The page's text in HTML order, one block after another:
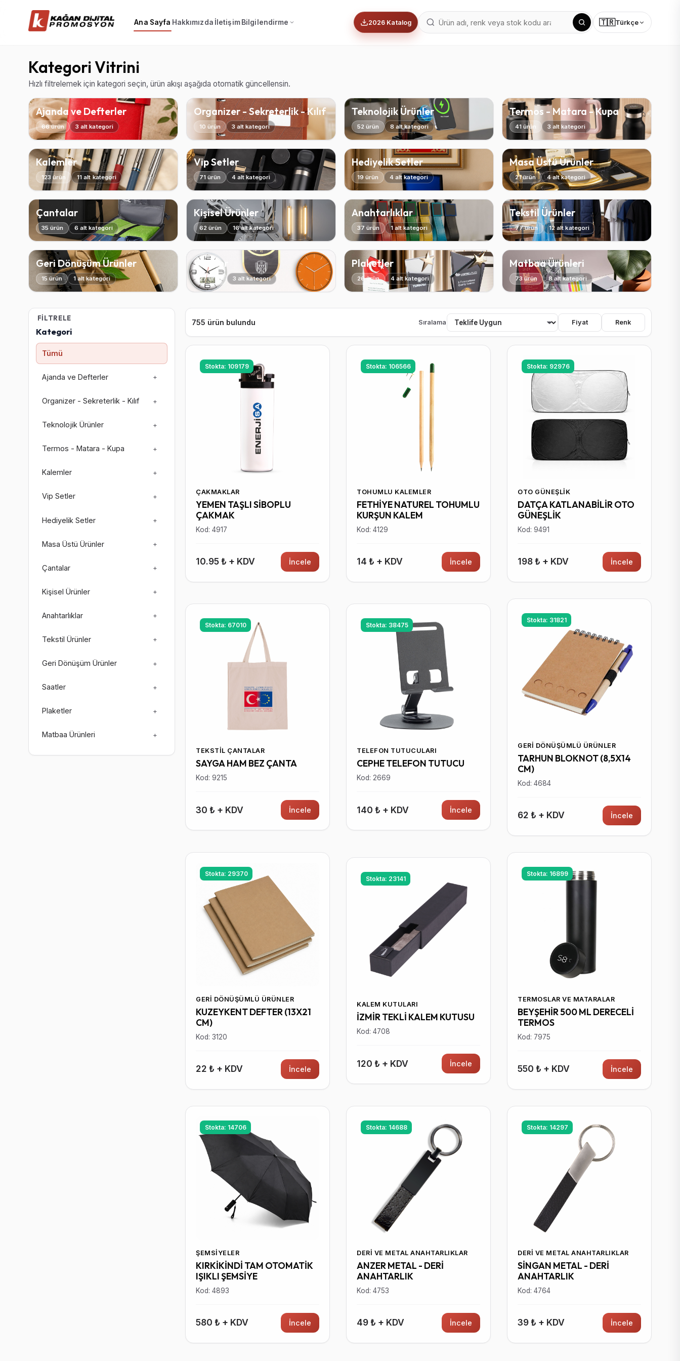
Ana Sayfa Hakkımızda İletişim Bilgilendirme 2026 Katalog 🇹🇷Türkçe
Kategori Vitrini
Hızlı filtrelemek için kategori seçin, ürün akışı aşağıda otomatik güncellensin.
Ajanda ve Defterler
66 ürün 3 alt kategori
Organizer - Sekreterlik - Kılıf
10 ürün 3 alt kategori
Teknolojik Ürünler
52 ürün 8 alt kategori
Termos - Matara - Kupa
41 ürün 3 alt kategori
Kalemler
123 ürün 11 alt kategori
Vip Setler
71 ürün 4 alt kategori
Hediyelik Setler
19 ürün 4 alt kategori
Masa Üstü Ürünler
21 ürün 4 alt kategori
Çantalar
35 ürün 6 alt kategori
Kişisel Ürünler
62 ürün 16 alt kategori
Anahtarlıklar
37 ürün 1 alt kategori
Tekstil Ürünler
77 ürün 12 alt kategori
Geri Dönüşüm Ürünler
15 ürün 1 alt kategori
Saatler
27 ürün 3 alt kategori
Plaketler
26 ürün 4 alt kategori
Matbaa Ürünleri
73 ürün 8 alt kategori
FILTRELE
Kategori
Tümü
Ajanda ve Defterler +
Organizer - Sekreterlik - Kılıf +
Teknolojik Ürünler +
Termos - Matara - Kupa +
Kalemler +
Vip Setler +
Hediyelik Setler +
Masa Üstü Ürünler +
Çantalar +
Kişisel Ürünler +
Anahtarlıklar +
Tekstil Ürünler +
Geri Dönüşüm Ürünler +
Saatler +
Plaketler +
Matbaa Ürünleri +
755 ürün bulundu Sıralama Fiyat Renk
Stokta: 109179
ÇAKMAKLAR
YEMEN TAŞLI SİBOPLU
ÇAKMAK
Kod: 4917
10.95 ₺ + KDV İncele
Stokta: 106566
TOHUMLU KALEMLER
FETHİYE NATUREL TOHUMLU
KURŞUN KALEM
Kod: 4129
14 ₺ + KDV İncele
Stokta: 92976
OTO GÜNEŞLIK
DATÇA KATLANABİLİR OTO
GÜNEŞLİK
Kod: 9491
198 ₺ + KDV İncele
Stokta: 67010
TEKSTIL ÇANTALAR
SAYGA HAM BEZ ÇANTA
Kod: 9215
30 ₺ + KDV İncele
Stokta: 38475
TELEFON TUTUCULARI
CEPHE TELEFON TUTUCU
Kod: 2669
140 ₺ + KDV İncele
Stokta: 31821
GERI DÖNÜŞÜMLÜ ÜRÜNLER
TARHUN BLOKNOT (8,5X14
CM)
Kod: 4684
62 ₺ + KDV İncele
Stokta: 29370
GERI DÖNÜŞÜMLÜ ÜRÜNLER
KUZEYKENT DEFTER (13X21
CM)
Kod: 3120
22 ₺ + KDV İncele
Stokta: 23141
KALEM KUTULARI
İZMİR TEKLİ KALEM KUTUSU
Kod: 4708
120 ₺ + KDV İncele
Stokta: 16899
TERMOSLAR VE MATARALAR
BEYŞEHİR 500 ML DERECELİ
TERMOS
Kod: 7975
550 ₺ + KDV İncele
Stokta: 14706
ŞEMSIYELER
KIRKİKİNDİ TAM OTOMATİK
IŞIKLI ŞEMSİYE
Kod: 4893
580 ₺ + KDV İncele
Stokta: 14688
DERI VE METAL ANAHTARLIKLAR
ANZER METAL - DERİ
ANAHTARLIK
Kod: 4753
49 ₺ + KDV İncele
Stokta: 14297
DERI VE METAL ANAHTARLIKLAR
SİNGAN METAL - DERİ
ANAHTARLIK
Kod: 4764
39 ₺ + KDV İncele